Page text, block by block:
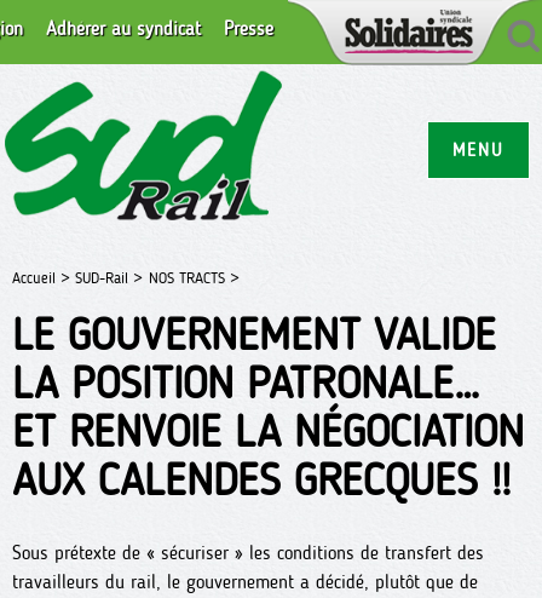
MENU
Adhérer au syndicat Presse
Accueil > SUD-Rail > NOS TRACTS >
LE GOUVERNEMENT VALIDE
LA POSITION PATRONALE…
ET RENVOIE LA NÉGOCIATION
AUX CALENDES GRECQUES !!
Sous prétexte de « sécuriser » les conditions de transfert des
travailleurs du rail, le gouvernement a décidé, plutôt que de